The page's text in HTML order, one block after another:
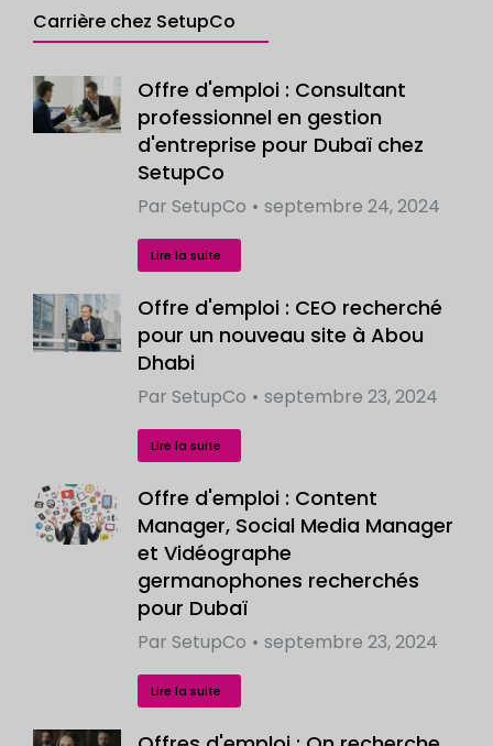
Carrière chez SetupCo
Offre d'emploi : Consultant
professionnel en gestion
d'entreprise pour Dubaï chez
SetupCo
Par SetupCo septembre 24, 2024
Lire la suite
Offre d'emploi : CEO recherché
pour un nouveau site à Abou
Dhabi
Par SetupCo septembre 23, 2024
Lire la suite
Offre d'emploi : Content
Manager, Social Media Manager
et Vidéographe
germanophones recherchés
pour Dubaï
Par SetupCo septembre 23, 2024
Lire la suite